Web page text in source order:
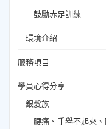
鼓勵赤足訓練
環境介紹
服務項目
學員心得分享
銀髮族
腰痛、手舉不起來